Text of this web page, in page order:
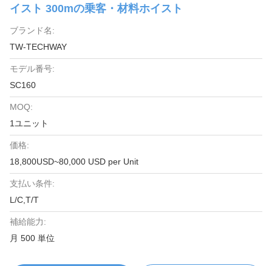
イスト 300mの乗客・材料ホイスト
ブランド名:
TW-TECHWAY
モデル番号:
SC160
MOQ:
1ユニット
価格:
18,800USD~80,000 USD per Unit
支払い条件:
L/C,T/T
補給能力:
月 500 単位